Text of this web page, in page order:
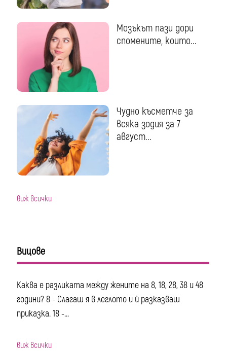
Мозъкът пази дори
спомените, които...
Чудно късметче за
всяка зодия за 7
август...
виж всички
Вицове
Каква е разликата между жените на 8, 18, 28, 38 и 48
години? 8 - Слагаш я в леглото и ѝ разказваш
приказка. 18 -...
виж всички